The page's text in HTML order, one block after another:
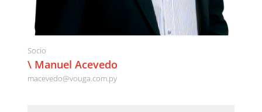
Socio
\ Manuel Acevedo
macevedo@vouga.com.py